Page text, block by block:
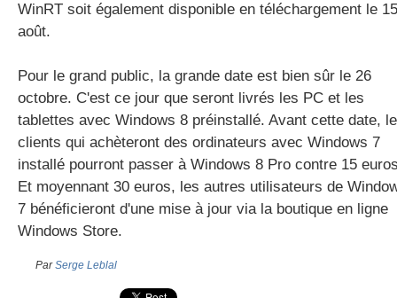
WinRT soit également disponible en téléchargement le 15
août.
Pour le grand public, la grande date est bien sûr le 26
octobre. C'est ce jour que seront livrés les PC et les
tablettes avec Windows 8 préinstallé. Avant cette date,
clients qui achèteront des ordinateurs avec Windows 7
installé pourront passer à Windows 8 Pro contre 15
Et moyennant 30 euros, les autres utilisateurs de
7 bénéficieront d'une mise à jour via la boutique en ligne
Windows Store.
ParSerge Leblal